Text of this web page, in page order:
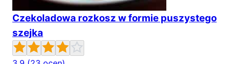
Czekoladowa rozkosz w formie puszystego
szejka